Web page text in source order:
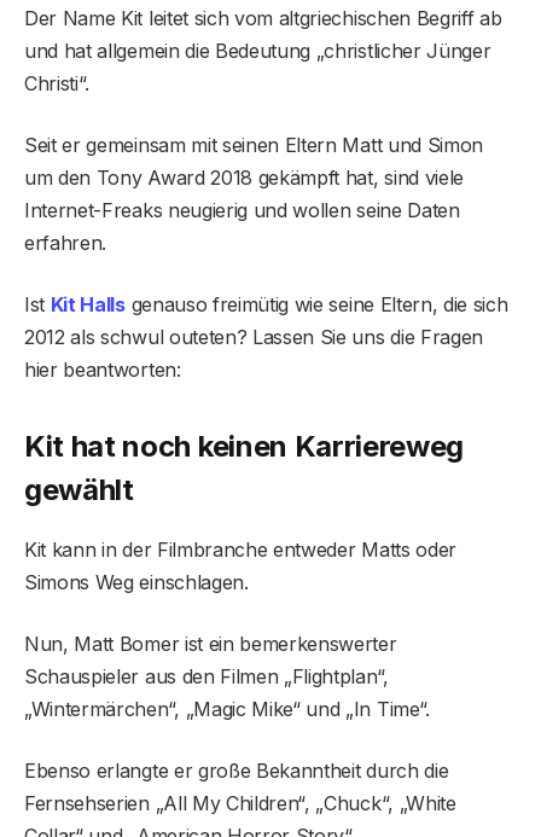
Der Name Kit leitet sich vom altgriechischen Begriff ab
und hat allgemein die Bedeutung „christlicher Jünger
Christi“.
Seit er gemeinsam mit seinen Eltern Matt und Simon
um den Tony Award 2018 gekämpft hat, sind viele
Internet-Freaks neugierig und wollen seine Daten
erfahren.
Ist Kit Hallsgenauso freimütig wie seine Eltern, die sich
2012 als schwul outeten? Lassen Sie uns die Fragen
hier beantworten:
Kit hat noch keinen Karriereweg
gewählt
Kit kann in der Filmbranche entweder Matts oder
Simons Weg einschlagen.
Nun, Matt Bomer ist ein bemerkenswerter
Schauspieler aus den Filmen „Flightplan“,
„Wintermärchen“, „Magic Mike“ und „In Time“.
Ebenso erlangte er große Bekanntheit durch die
Fernsehserien „All My Children“, „Chuck“, „White